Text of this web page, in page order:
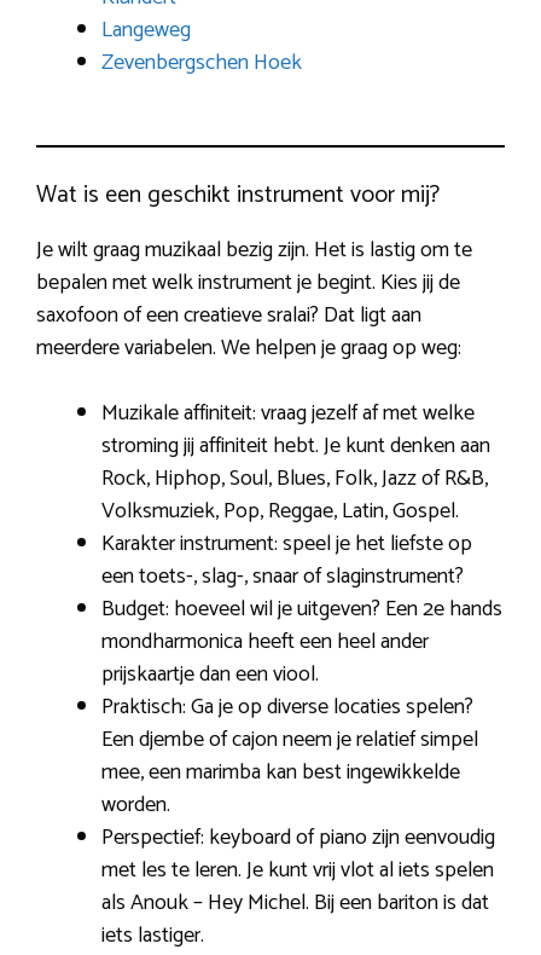
Langeweg
Zevenbergschen Hoek
Wat is een geschikt instrument voor mij?
Je wilt graag muzikaal bezig zijn. Het is lastig om te
bepalen met welk instrument je begint. Kies jij de
saxofoon of een creatieve sralai? Dat ligt aan
meerdere variabelen. We helpen je graag op weg:
Muzikale affiniteit: vraag jezelf af met welke
stroming jij affiniteit hebt. Je kunt denken aan
Rock, Hiphop, Soul, Blues, Folk, Jazz of R&B,
Volksmuziek, Pop, Reggae, Latin, Gospel.
Karakter instrument: speel je het liefste op
een toets-, slag-, snaar of slaginstrument?
Budget: hoeveel wil je uitgeven? Een 2e hands
mondharmonica heeft een heel ander
prijskaartje dan een viool.
Praktisch: Ga je op diverse locaties spelen?
Een djembe of cajon neem je relatief simpel
mee, een marimba kan best ingewikkelde
worden.
Perspectief: keyboard of piano zijn eenvoudig
met les te leren. Je kunt vrij vlot al iets spelen
als Anouk – Hey Michel. Bij een bariton is dat
iets lastiger.